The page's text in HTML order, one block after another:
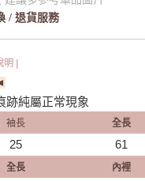
/ 退貨服務
|
跡純屬正常現象
袖長 全長
25 61
全長 內裡